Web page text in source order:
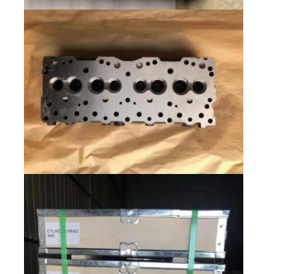
Nous contacter
Discuter Maintenant
bloc-cylindres de moteur
ACCOMPLISSEZ LA CULASSE
Culasse de moteur
Arbre à cames de moteur
Moteur bielle